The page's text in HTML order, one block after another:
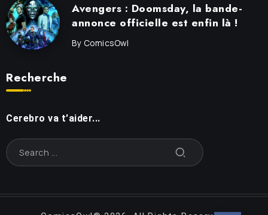
Avengers : Doomsday, la bande-
annonce officielle est enfin là !
By ComicsOwl
Recherche
Cerebro va t'aider...